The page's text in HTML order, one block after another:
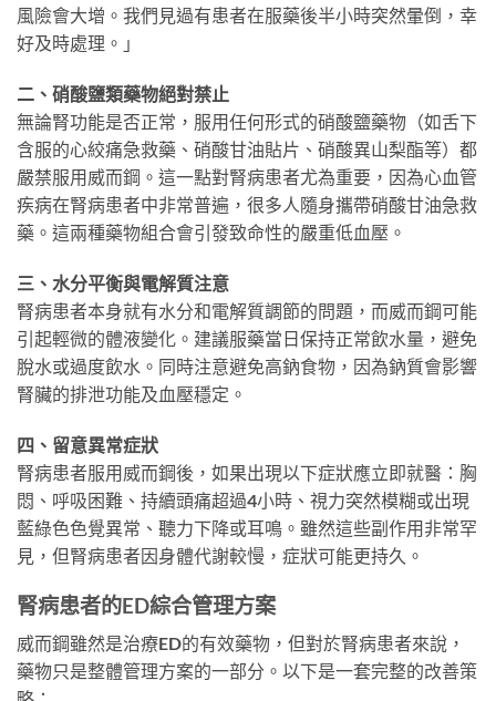
風險會大增。我們見過有患者在服藥後半小時突然暈倒，幸
好及時處理。」
二、硝酸鹽類藥物絕對禁止
無論腎功能是否正常，服用任何形式的硝酸鹽藥物（如舌下
含服的心絞痛急救藥、硝酸甘油貼片、硝酸異山梨酯等）都
嚴禁服用威而鋼。這一點對腎病患者尤為重要，因為心血管
疾病在腎病患者中非常普遍，很多人隨身攜帶硝酸甘油急救
藥。這兩種藥物組合會引發致命性的嚴重低血壓。
三、水分平衡與電解質注意
腎病患者本身就有水分和電解質調節的問題，而威而鋼可能
引起輕微的體液變化。建議服藥當日保持正常飲水量，避免
脫水或過度飲水。同時注意避免高鈉食物，因為鈉質會影響
腎臟的排泄功能及血壓穩定。
四、留意異常症狀
腎病患者服用威而鋼後，如果出現以下症狀應立即就醫：胸
悶、呼吸困難、持續頭痛超過4小時、視力突然模糊或出現
藍綠色色覺異常、聽力下降或耳鳴。雖然這些副作用非常罕
見，但腎病患者因身體代謝較慢，症狀可能更持久。
腎病患者的ED綜合管理方案
威而鋼雖然是治療ED的有效藥物，但對於腎病患者來說，
藥物只是整體管理方案的一部分。以下是一套完整的改善策